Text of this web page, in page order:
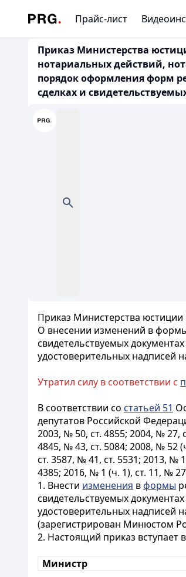
Прайс-лист
Приказ Министерства
нотариальных действий,
порядок оформления форм
сделках и
Приказ Министерства
О внесении изменений в формы
свидетельствуемых
удостоверительных надписей
Утратил силу в соответствии с
В соответствии со статьей 51
депутатов Российской
2003, № 50, ст. 4855; 2004, № 27,
4845, № 43, ст. 5084; 2008, № 52
ст. 3587, № 41, ст. 5531; 2013, №
4385; 2016, № 1 (ч. 1), ст. 11, №
1. Внести изменения вформы
свидетельствуемых
удостоверительных надписей
(зарегистрирован Минюстом
2. Настоящий приказ вступает
Министр